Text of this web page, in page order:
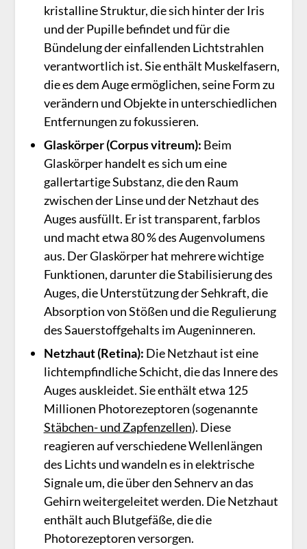
kristalline Struktur, die sich hinter der Iris
und der Pupille befindet und für die
Bündelung der einfallenden Lichtstrahlen
verantwortlich ist. Sie enthält Muskelfasern,
die es dem Auge ermöglichen, seine Form zu
verändern und Objekte in unterschiedlichen
Entfernungen zu fokussieren.
Glaskörper (Corpus vitreum): Beim
Glaskörper handelt es sich um eine
gallertartige Substanz, die den Raum
zwischen der Linse und der Netzhaut des
Auges ausfüllt. Er ist transparent, farblos
und macht etwa 80 % des Augenvolumens
aus. Der Glaskörper hat mehrere wichtige
Funktionen, darunter die Stabilisierung des
Auges, die Unterstützung der Sehkraft, die
Absorption von Stößen und die Regulierung
des Sauerstoffgehalts im Augeninneren.
Netzhaut (Retina): Die Netzhaut ist eine
lichtempfindliche Schicht, die das Innere des
Auges auskleidet. Sie enthält etwa 125
Millionen Photorezeptoren (sogenannte
Stäbchen- und Zapfenzellen). Diese
reagieren auf verschiedene Wellenlängen
des Lichts und wandeln es in elektrische
Signale um, die über den Sehnerv an das
Gehirn weitergeleitet werden. Die Netzhaut
enthält auch Blutgefäße, die die
Photorezeptoren versorgen.